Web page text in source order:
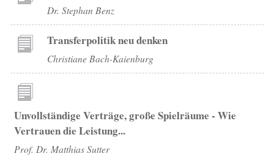
Dr. Stephan Benz
Transferpolitik neu denken
Christiane Bach-Kaienburg
Unvollständige Verträge, große Spielräume - Wie
Vertrauen die Leistung...
Prof. Dr. Matthias Sutter